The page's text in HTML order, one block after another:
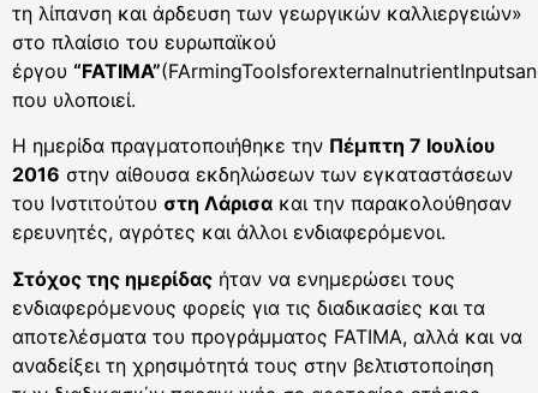
τη λίπανση και άρδευση των γεωργικών καλλιεργειών»
στο πλαίσιο του ευρωπαϊκού
έργου “FATIMA”
που υλοποιεί.
Η ημερίδα πραγματοποιήθηκε την Πέμπτη 7 Ιουλίου
2016 στην αίθουσα εκδηλώσεων των εγκαταστάσεων
του Ινστιτούτου στη Λάρισα και την παρακολούθησαν
ερευνητές, αγρότες και άλλοι ενδιαφερόμενοι.
Στόχος της ημερίδας ήταν να ενημερώσει τους
ενδιαφερόμενους φορείς για τις διαδικασίες και τα
αποτελέσματα του προγράμματος FATIMA, αλλά και να
αναδείξει τη χρησιμότητά τους στην βελτιστοποίηση